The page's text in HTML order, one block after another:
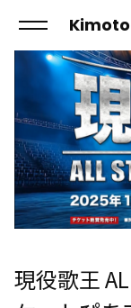
現役歌王